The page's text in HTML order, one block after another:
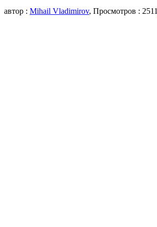
автор : Mihail Vladimirov, Просмотров : 2511